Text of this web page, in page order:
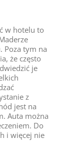
w hotelu to
Poza tym na
że często
je
z
jest na
Auta można
Do
i więcej nie